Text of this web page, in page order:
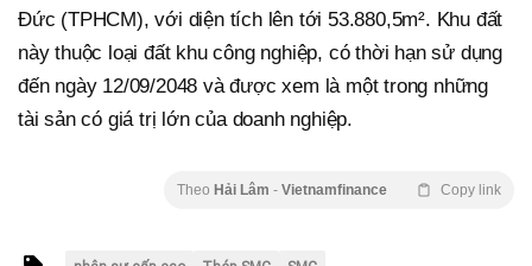
Đức (TPHCM), với diện tích lên tới 53.880,5m². Khu đất
này thuộc loại đất khu công nghiệp, có thời hạn sử dụng
đến ngày 12/09/2048 và được xem là một trong những
tài sản có giá trị lớn của doanh nghiệp.
Theo Hải Lâm - Vietnamfinance Copy link